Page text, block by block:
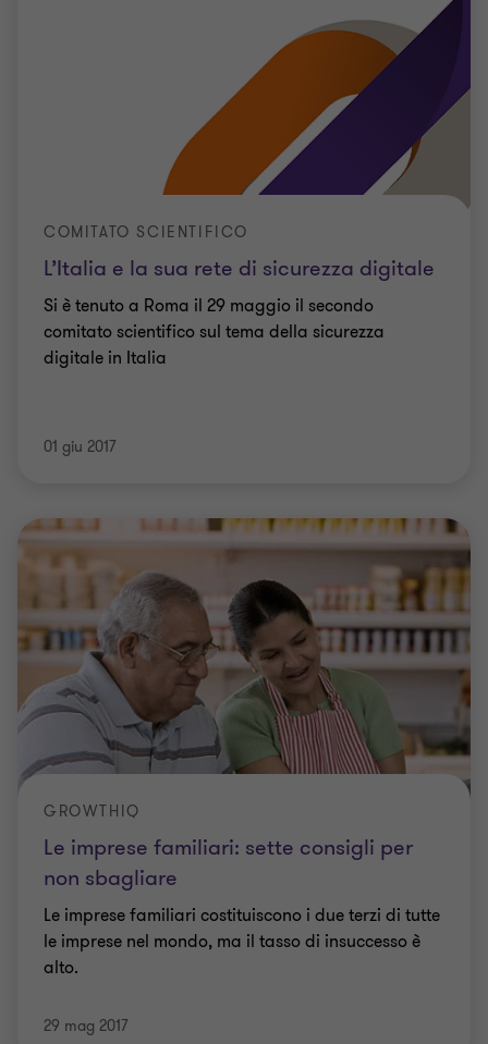
L’Italia e la sua rete di sicurezza digitale
COMITATO SCIENTIFICO
Si è tenuto a Roma il 29 maggio il secondo
comitato scientifico sul tema della sicurezza
digitale in Italia
01 giu 2017
Le imprese familiari: sette consigli per
non sbagliare
GROWTHIQ
Le imprese familiari costituiscono i due terzi di tutte
le imprese nel mondo, ma il tasso di insuccesso è
alto.
29 mag 2017